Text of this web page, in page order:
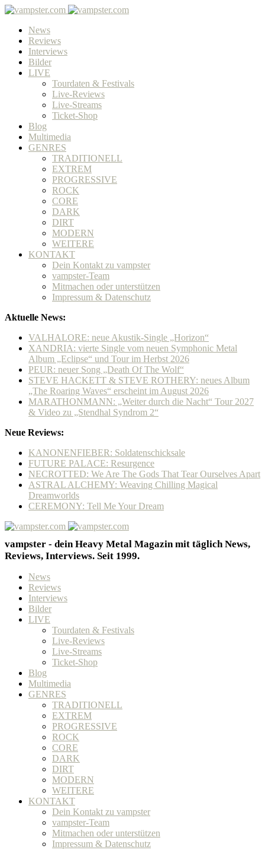
News
Reviews
Interviews
Bilder
LIVE
Tourdaten & Festivals
Live-Reviews
Live-Streams
Ticket-Shop
Blog
Multimedia
GENRES
TRADITIONELL
EXTREM
PROGRESSIVE
ROCK
CORE
DARK
DIRT
MODERN
WEITERE
KONTAKT
Dein Kontakt zu vampster
vampster-Team
Mitmachen oder unterstützen
Impressum & Datenschutz
Aktuelle News:
VALHALORE: neue Akustik-Single „Horizon“
XANDRIA: vierte Single vom neuen Symphonic Metal
Album „Eclipse“ und Tour im Herbst 2026
PEUR: neuer Song „Death Of The Wolf“
STEVE HACKETT & STEVE ROTHERY: neues Album
„The Roaring Waves“ erscheint im August 2026
MARATHONMANN: „Weiter durch die Nacht“ Tour 2027
& Video zu „Stendhal Syndrom 2“
Neue Reviews:
KANONENFIEBER: Soldatenschicksale
FUTURE PALACE: Resurgence
NECROTTED: We Are The Gods That Tear Ourselves Apart
ASTRAL ALCHEMY: Weaving Chilling Magical
Dreamworlds
CEREMONY: Tell Me Your Dream
vampster - dein Heavy Metal Magazin mit täglich News,
Reviews, Interviews. Seit 1999.
News
Reviews
Interviews
Bilder
LIVE
Tourdaten & Festivals
Live-Reviews
Live-Streams
Ticket-Shop
Blog
Multimedia
GENRES
TRADITIONELL
EXTREM
PROGRESSIVE
ROCK
CORE
DARK
DIRT
MODERN
WEITERE
KONTAKT
Dein Kontakt zu vampster
vampster-Team
Mitmachen oder unterstützen
Impressum & Datenschutz